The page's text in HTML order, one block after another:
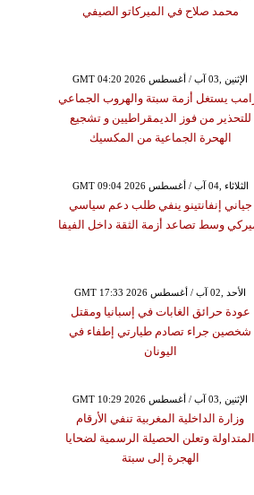
محمد صلاح في الميركاتو الصيفي
GMT 04:20 2026 الإثنين ,03 آب / أغسطس
يستغل أزمة سبتة والهروب الجماعي
للتحذير من فوز الديمقراطيين و تشجيع
الهحرة الجماعية من المكسيك
GMT 09:04 2026 الثلاثاء ,04 آب / أغسطس
جياني إنفانتينو ينفي طلب دعم سياسي
وسط تصاعد أزمة الثقة داخل الفيفا
GMT 17:33 2026 الأحد ,02 آب / أغسطس
عودة حرائق الغابات في إسبانيا ومقتل
شخصين جراء تصادم طيارتي إطفاء في
اليونان
GMT 10:29 2026 الإثنين ,03 آب / أغسطس
وزارة الداخلية المغربية تنفي الأرقام
المتداولة وتعلن الحصيلة الرسمية لضحايا
الهجرة إلى سبتة